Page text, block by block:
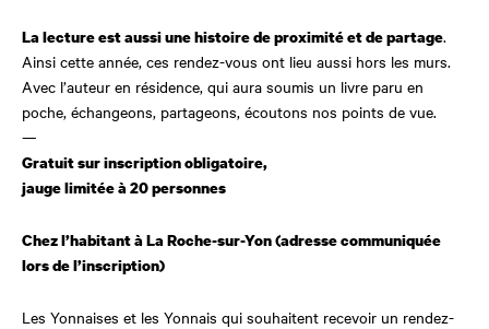
La lecture est aussi une histoire de proximité et de partage.
Ainsi cette année, ces rendez-vous ont lieu aussi hors les murs.
Avec l’auteur en résidence, qui aura soumis un livre paru en
poche, échangeons, partageons, écoutons nos points de vue.
—
Gratuit sur inscription obligatoire,
jauge limitée à 20 personnes
Chez l’habitant à La Roche-sur-Yon(adresse communiquée
lorsde l’inscription)
Les Yonnaises et les Yonnais qui souhaitent recevoir un rendez-